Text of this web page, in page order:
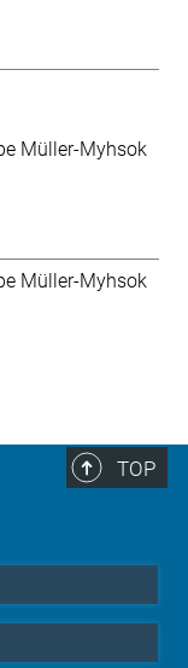
Müller-Myhsok
Müller-Myhsok
TOP